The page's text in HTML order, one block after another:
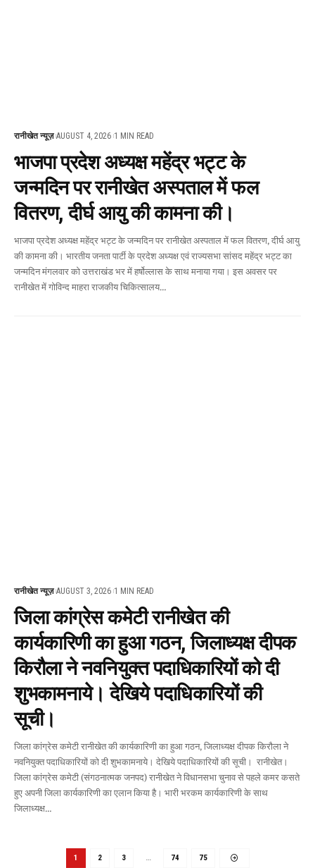
रानीखेत न्यूज़ AUGUST 4, 2026 1 MIN READ
भाजपा प्रदेश अध्यक्ष महेंद्र भट्ट के
जन्मदिन पर रानीखेत अस्पताल में फल
वितरण, दीर्घ आयु की कामना की।
भाजपा प्रदेश अध्यक्ष महेंद्र भट्ट के जन्मदिन पर रानीखेत अस्पताल में फल वितरण, दीर्घ आयु
की कामना की। भारतीय जनता पार्टी के प्रदेश अध्यक्ष एवं राज्यसभा सांसद महेंद्र भट्ट का
जन्मदिन मंगलवार को उत्तराखंड भर में हर्षोल्लास के साथ मनाया गया। इस अवसर पर
रानीखेत में गोविन्द माहरा राजकीय चिकित्सालय…
रानीखेत न्यूज़ AUGUST 3, 2026 1 MIN READ
जिला कांग्रेस कमेटी रानीखेत की
कार्यकारिणी का हुआ गठन, जिलाध्यक्ष दीपक
किरौला ने नवनियुक्त पदाधिकारियों को दी
शुभकामनाये। देखिये पदाधिकारियों की
सूची।
जिला कांग्रेस कमेटी रानीखेत की कार्यकारिणी का हुआ गठन, जिलाध्यक्ष दीपक किरौला ने
नवनियुक्त पदाधिकारियों को दी शुभकामनाये। देखिये पदाधिकारियों की सूची। रानीखेत।
जिला कांग्रेस कमेटी (संगठनात्मक जनपद) रानीखेत ने विधानसभा चुनाव से पहले कमर कसते
हुए अपनी जिला कार्यकारिणी का एलान किया है। भारी भरकम कार्यकारिणी के साथ
जिलाध्यक्ष…
1 2 3 … 74 75